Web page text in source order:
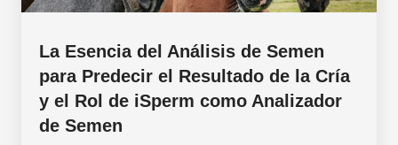
La Esencia del Análisis de Semen
para Predecir el Resultado de la Cría
y el Rol de iSperm como Analizador
de Semen